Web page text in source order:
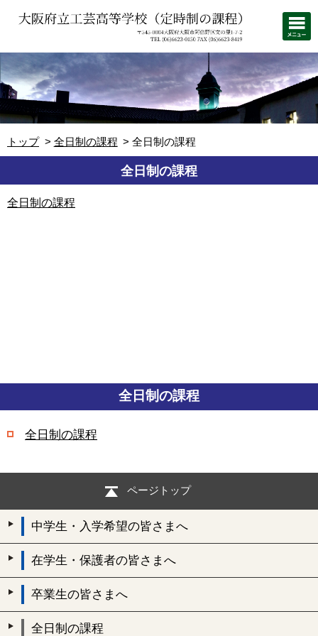
トップ 全日制の課程 全日制の課程
全日制の課程
全日制の課程
全日制の課程
全日制の課程
ページトップ
中学生・入学希望の皆さまへ
在学生・保護者の皆さまへ
卒業生の皆さまへ
全日制の課程